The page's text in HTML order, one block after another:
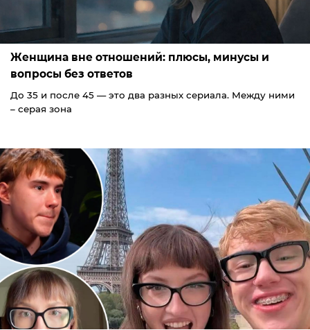
Женщина вне отношений: плюсы, минусы и
вопросы без ответов
До 35 и после 45 — это два разных сериала. Между ними
– серая зона